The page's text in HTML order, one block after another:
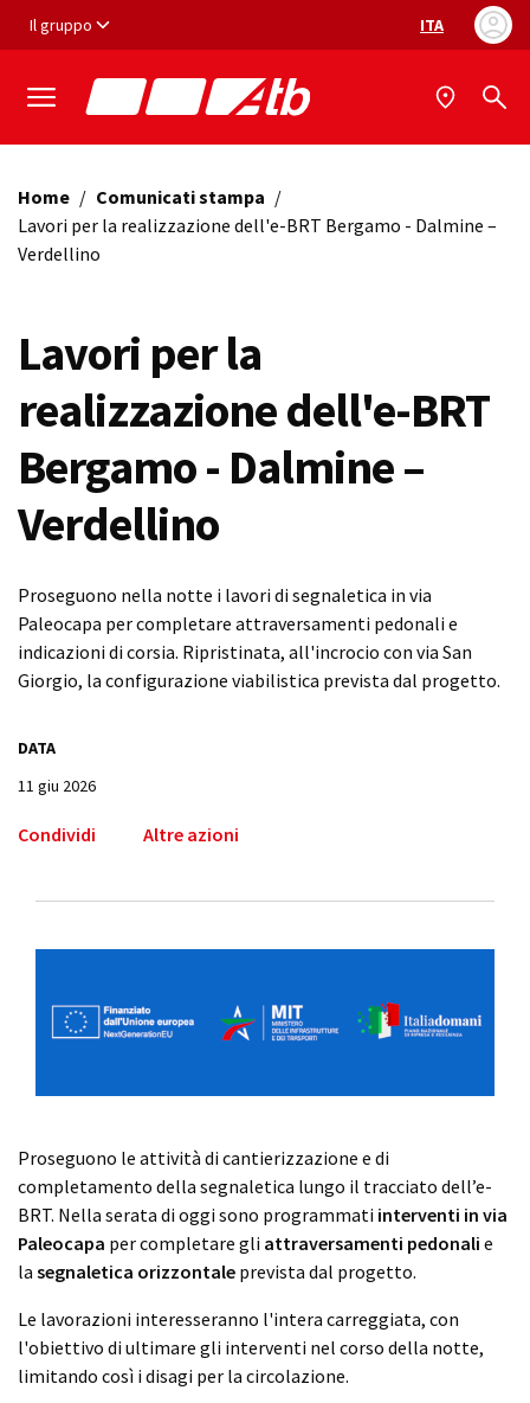
Vai ai contenuti
Vai al footer
Il gruppo Selezione
ITA
Home / Comunicati stampa /
Lavori per la realizzazione dell'e-BRT Bergamo - Dalmine –
Verdellino
Lavori per la
realizzazione dell'e-BRT
Bergamo - Dalmine –
Verdellino
Proseguono nella notte i lavori di segnaletica in via
Paleocapa per completare attraversamenti pedonali e
indicazioni di corsia. Ripristinata, all'incrocio con via San
Giorgio, la configurazione viabilistica prevista dal progetto.
DATA
11 giu 2026
Condividi Altre azioni
Proseguono le attività di cantierizzazione e di
completamento della segnaletica lungo il tracciato dell’e-
BRT. Nella serata di oggi sono programmati interventi in via
Paleocapa per completare gli attraversamenti pedonali e
la segnaletica orizzontale prevista dal progetto.
Le lavorazioni interesseranno l'intera carreggiata, con
l'obiettivo di ultimare gli interventi nel corso della notte,
limitando così i disagi per la circolazione.